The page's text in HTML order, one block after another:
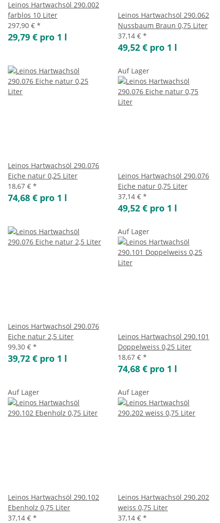
Leinos Hartwachsöl 290.002
farblos 10 Liter
297,90 € *
29,79 € pro 1 l
Leinos Hartwachsöl 290.062
Nussbaum Braun 0,75 Liter
37,14 € *
49,52 € pro 1 l
Leinos Hartwachsöl 290.076
Eiche natur 0,25 Liter
18,67 € *
74,68 € pro 1 l
Auf Lager
Leinos Hartwachsöl 290.076
Eiche natur 0,75 Liter
37,14 € *
49,52 € pro 1 l
Leinos Hartwachsöl 290.076
Eiche natur 2,5 Liter
99,30 € *
39,72 € pro 1 l
Auf Lager
Leinos Hartwachsöl 290.101
Doppelweiss 0,25 Liter
18,67 € *
74,68 € pro 1 l
Auf Lager
Leinos Hartwachsöl 290.102
Ebenholz 0,75 Liter
37,14 € *
Auf Lager
Leinos Hartwachsöl 290.202
weiss 0,75 Liter
37,14 € *